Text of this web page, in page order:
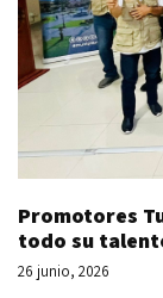
Promotores
todo su
26 junio, 2026